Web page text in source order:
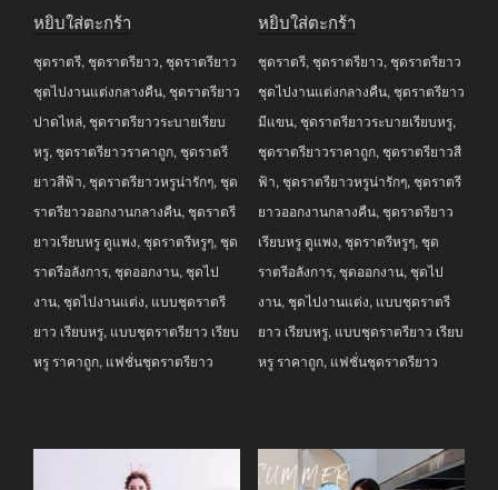
฿3,690.00.฿2,690.00.
หยิบใส่ตะกร้า
ชุดราตรี, ชุดราตรียาว, ชุดราตรียาว
ชุดไปงานแต่งกลางคืน, ชุดราตรียาว
ปาดไหล่, ชุดราตรียาวระบายเรียบ
หรู, ชุดราตรียาวราคาถูก, ชุดราตรี
ยาวสีฟ้า, ชุดราตรียาวหรูน่ารักๆ, ชุด
ราตรียาวออกงานกลางคืน, ชุดราตรี
ยาวเรียบหรู ดูแพง, ชุดราตรีหรูๆ, ชุด
ราตรีอลังการ, ชุดออกงาน, ชุดไป
งาน, ชุดไปงานแต่ง, แบบชุดราตรี
ยาว เรียบหรู, แบบชุดราตรียาว เรียบ
หรู ราคาถูก, แฟชั่นชุดราตรียาว
฿3,690.00.฿2,790.00.
หยิบใส่ตะกร้า
ชุดราตรี, ชุดราตรียาว, ชุดราตรียาว
ชุดไปงานแต่งกลางคืน, ชุดราตรียาว
มีแขน, ชุดราตรียาวระบายเรียบหรู,
ชุดราตรียาวราคาถูก, ชุดราตรียาวสี
ฟ้า, ชุดราตรียาวหรูน่ารักๆ, ชุดราตรี
ยาวออกงานกลางคืน, ชุดราตรียาว
เรียบหรู ดูแพง, ชุดราตรีหรูๆ, ชุด
ราตรีอลังการ, ชุดออกงาน, ชุดไป
งาน, ชุดไปงานแต่ง, แบบชุดราตรี
ยาว เรียบหรู, แบบชุดราตรียาว เรียบ
หรู ราคาถูก, แฟชั่นชุดราตรียาว